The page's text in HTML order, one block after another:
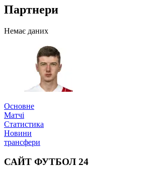
Партнери
Немає даних
Основне
Матчі
Статистика
Новини
трансфери
САЙТ ФУТБОЛ 24